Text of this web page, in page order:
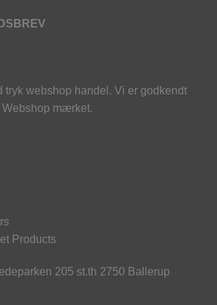
tryk webshop handel. Vi er godkendt
mærket.
Products
205 st.th 2750 Ballerup